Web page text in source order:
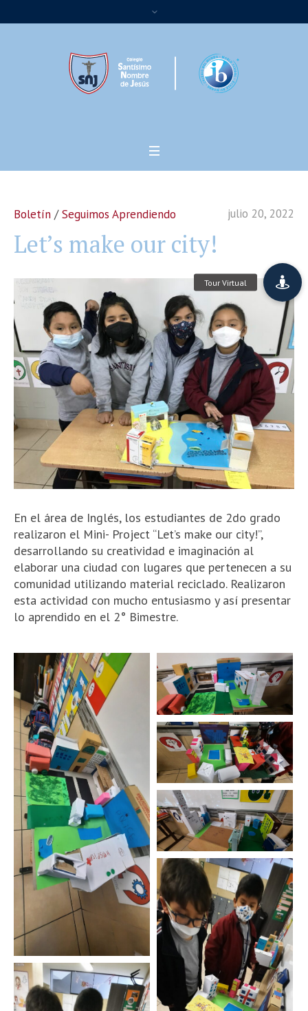
julio 20, 2022
Boletín /Seguimos Aprendiendo
Let’s make our city!
En el área de Inglés, los estudiantes de 2do grado
realizaron el Mini- Project “Let’s make our city!”,
desarrollando su creatividad e imaginación al
elaborar una ciudad con lugares que pertenecen a su
comunidad utilizando material reciclado.Realizaron
esta actividad con mucho entusiasmo y así presentar
lo aprendido en el 2° Bimestre.